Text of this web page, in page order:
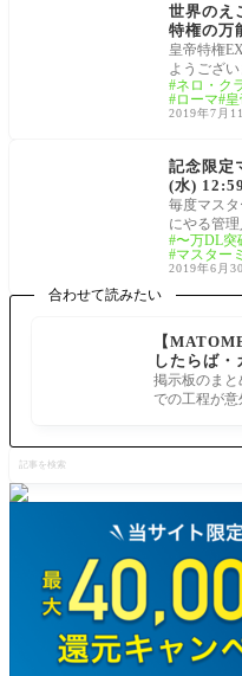
世界のえ
特権の万
皇帝特権
ようござ
サッパリと
人は
ネロ・ク
ローマ
2019年7月
記念限定
(水)
いた！
ン今日の
ネ！
毎度マス
にやる管
す！ まだ
ーにネ
〜万DL突
マスター
2019年6月
合わせて読みたい
【
したらば・
ホでまとめ
め記事がで
掲示板のま
での工程が
を
検